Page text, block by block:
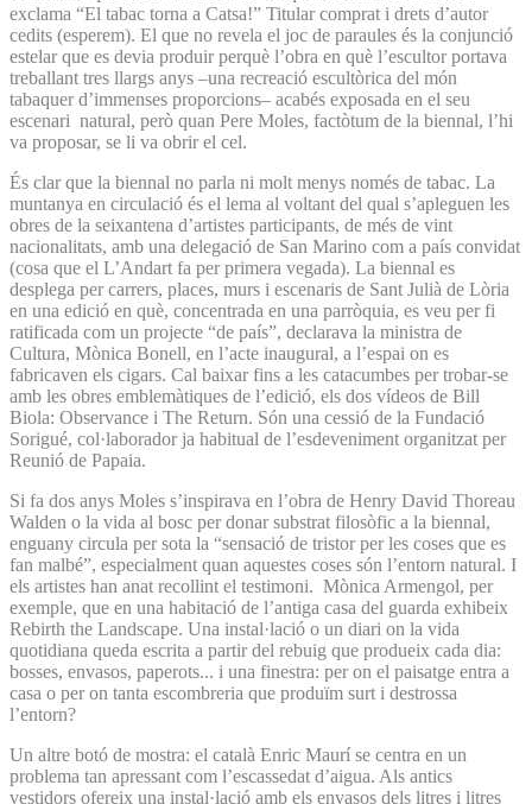
exclama “El tabac torna a Catsa!” Titular comprat i drets d’autor
cedits (esperem). El que no revela el joc de paraules és la conjunció
estelar que es devia produir perquè l’obra en què l’escultor portava
treballant tres llargs anys –una recreació escultòrica del món
tabaquer d’immenses proporcions– acabés exposada en el seu
escenari natural, però quan Pere Moles, factòtum de la biennal, l’hi
va proposar, se li va obrir el cel.
És clar que la biennal no parla ni molt menys només de tabac. La
muntanya en circulació és el lema al voltant del qual s’apleguen les
obres de la seixantena d’artistes participants, de més de vint
nacionalitats, amb una delegació de San Marino com a país convidat
(cosa que el L’Andart fa per primera vegada). La biennal es
desplega per carrers, places, murs i escenaris de Sant Julià de Lòria
en una edició en què, concentrada en una parròquia, es veu per fi
ratificada com un projecte “de país”, declarava la ministra de
Cultura, Mònica Bonell, en l’acte inaugural, a l’espai on es
fabricaven els cigars. Cal baixar fins a les catacumbes per trobar-se
amb les obres emblemàtiques de l’edició, els dos vídeos de Bill
Biola: Observance i The Return. Són una cessió de la Fundació
Sorigué, col·laborador ja habitual de l’esdeveniment organitzat per
Reunió de Papaia.
Si fa dos anys Moles s’inspirava en l’obra de Henry David Thoreau
Walden o la vida al bosc per donar substrat filosòfic a la biennal,
enguany circula per sota la “sensació de tristor per les coses que es
fan malbé”, especialment quan aquestes coses són l’entorn natural. I
els artistes han anat recollint el testimoni. Mònica Armengol, per
exemple, que en una habitació de l’antiga casa del guarda exhibeix
Rebirth the Landscape. Una instal·lació o un diari on la vida
quotidiana queda escrita a partir del rebuig que produeix cada dia:
bosses, envasos, paperots... i una finestra: per on el paisatge entra a
casa o per on tanta escombreria que produïm surt i destrossa
l’entorn?
Un altre botó de mostra: el català Enric Maurí se centra en un
problema tan apressant com l’escassedat d’aigua. Als antics
vestidors ofereix una instal·lació amb els envasos dels litres i litres